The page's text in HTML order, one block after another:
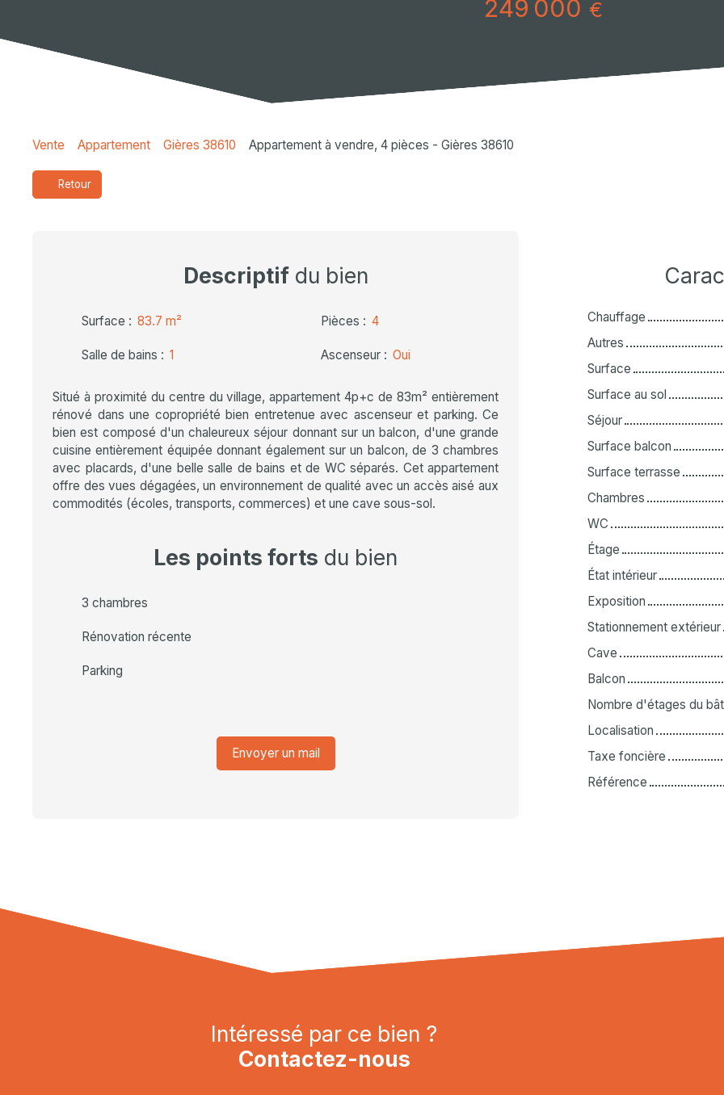
249 000 €
Vente Appartement Gières 38610 Appartement à vendre, 4 pièces - Gières 38610
Retour
Descriptifdu bien
Surface : 83.7 m² Pièces : 4
Salle de bains : 1 Ascenseur : Oui
Situé à proximité du centre du village, appartement 4p+c de 83m² entièrement
rénové dans une copropriété bien entretenue avec ascenseur et parking. Ce
bien est composé d'un chaleureux séjour donnant sur un balcon, d'une grande
cuisine entièrement équipée donnant également sur un balcon, de 3 chambres
avec placards, d'une belle salle de bains et de WC séparés. Cet appartement
offre des vues dégagées, un environnement de qualité avec un accès aisé aux
commodités (écoles, transports, commerces) et une cave sous-sol.
Les points forts du bien
3 chambres
Rénovation récente
Parking
Envoyer un mail
Chauffage
Autres
Surface
Surface au sol
Séjour
Surface balcon
Surface terrasse
Chambres
WC
Étage
État intérieur
Exposition
Stationnement extérieur
Cave
Balcon
Nombre d'étages du
Localisation
Taxe foncière
Référence
Intéressé par ce bien ?
Contactez-nous